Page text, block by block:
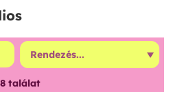
találat